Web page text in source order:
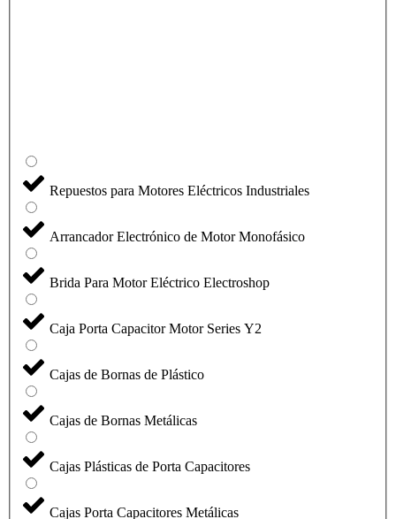
Repuestos para Motores Eléctricos Industriales
Arrancador Electrónico de Motor Monofásico
Brida Para Motor Eléctrico Electroshop
Caja Porta Capacitor Motor Series Y2
Cajas de Bornas de Plástico
Cajas de Bornas Metálicas
Cajas Plásticas de Porta Capacitores
Cajas Porta Capacitores Metálicas